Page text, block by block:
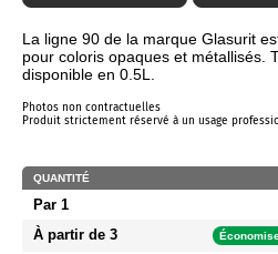
La ligne 90 de la marque Glasurit
pour coloris opaques et métallisés.
disponible en 0.5L.
Photos non contractuelles
Produit strictement réservé à un usage
QUANTITÉ
Par 1
À partir de 3